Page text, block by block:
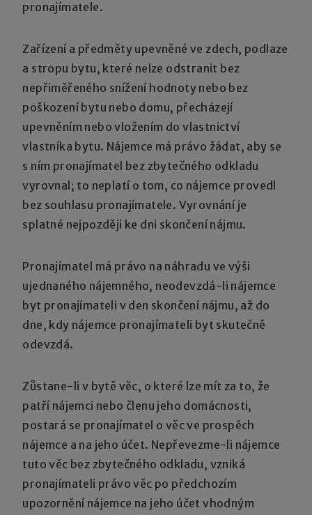
pronajímatele.
Zařízení a předměty upevněné ve zdech, podlaze
a stropu bytu, které nelze odstranit bez
nepřiměřeného snížení hodnoty nebo bez
poškození bytu nebo domu, přecházejí
upevněním nebo vložením do vlastnictví
vlastníka bytu. Nájemce má právo žádat, aby se
s ním pronajímatel bez zbytečného odkladu
vyrovnal; to neplatí o tom, co nájemce provedl
bez souhlasu pronajímatele. Vyrovnání je
splatné nejpozději ke dni skončení nájmu.
Pronajímatel má právo na náhradu ve výši
ujednaného nájemného, neodevzdá-li nájemce
byt pronajímateli v den skončení nájmu, až do
dne, kdy nájemce pronajímateli byt skutečně
odevzdá.
Zůstane-li v bytě věc, o které lze mít za to, že
patří nájemci nebo členu jeho domácnosti,
postará se pronajímatel o věc ve prospěch
nájemce a na jeho účet. Nepřevezme-li nájemce
tuto věc bez zbytečného odkladu, vzniká
pronajímateli právo věc po předchozím
upozornění nájemce na jeho účet vhodným